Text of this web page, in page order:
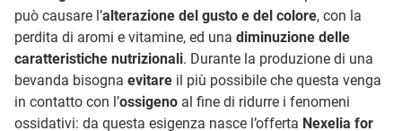
può causare l’alterazione del gusto e del colore, con la
perdita di aromi e vitamine, ed una diminuzione delle
caratteristiche nutrizionali. Durante la produzione di una
bevanda bisogna evitare il più possibile che questa venga
in contatto con l’ossigeno al fine di ridurre i fenomeni
ossidativi: da questa esigenza nasce l’offerta Nexelia for